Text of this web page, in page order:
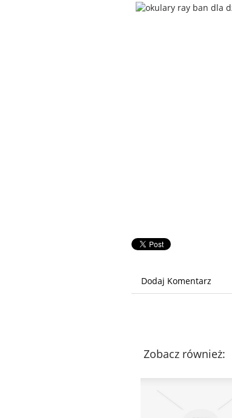
Dodaj Komentarz
Zobacz również: